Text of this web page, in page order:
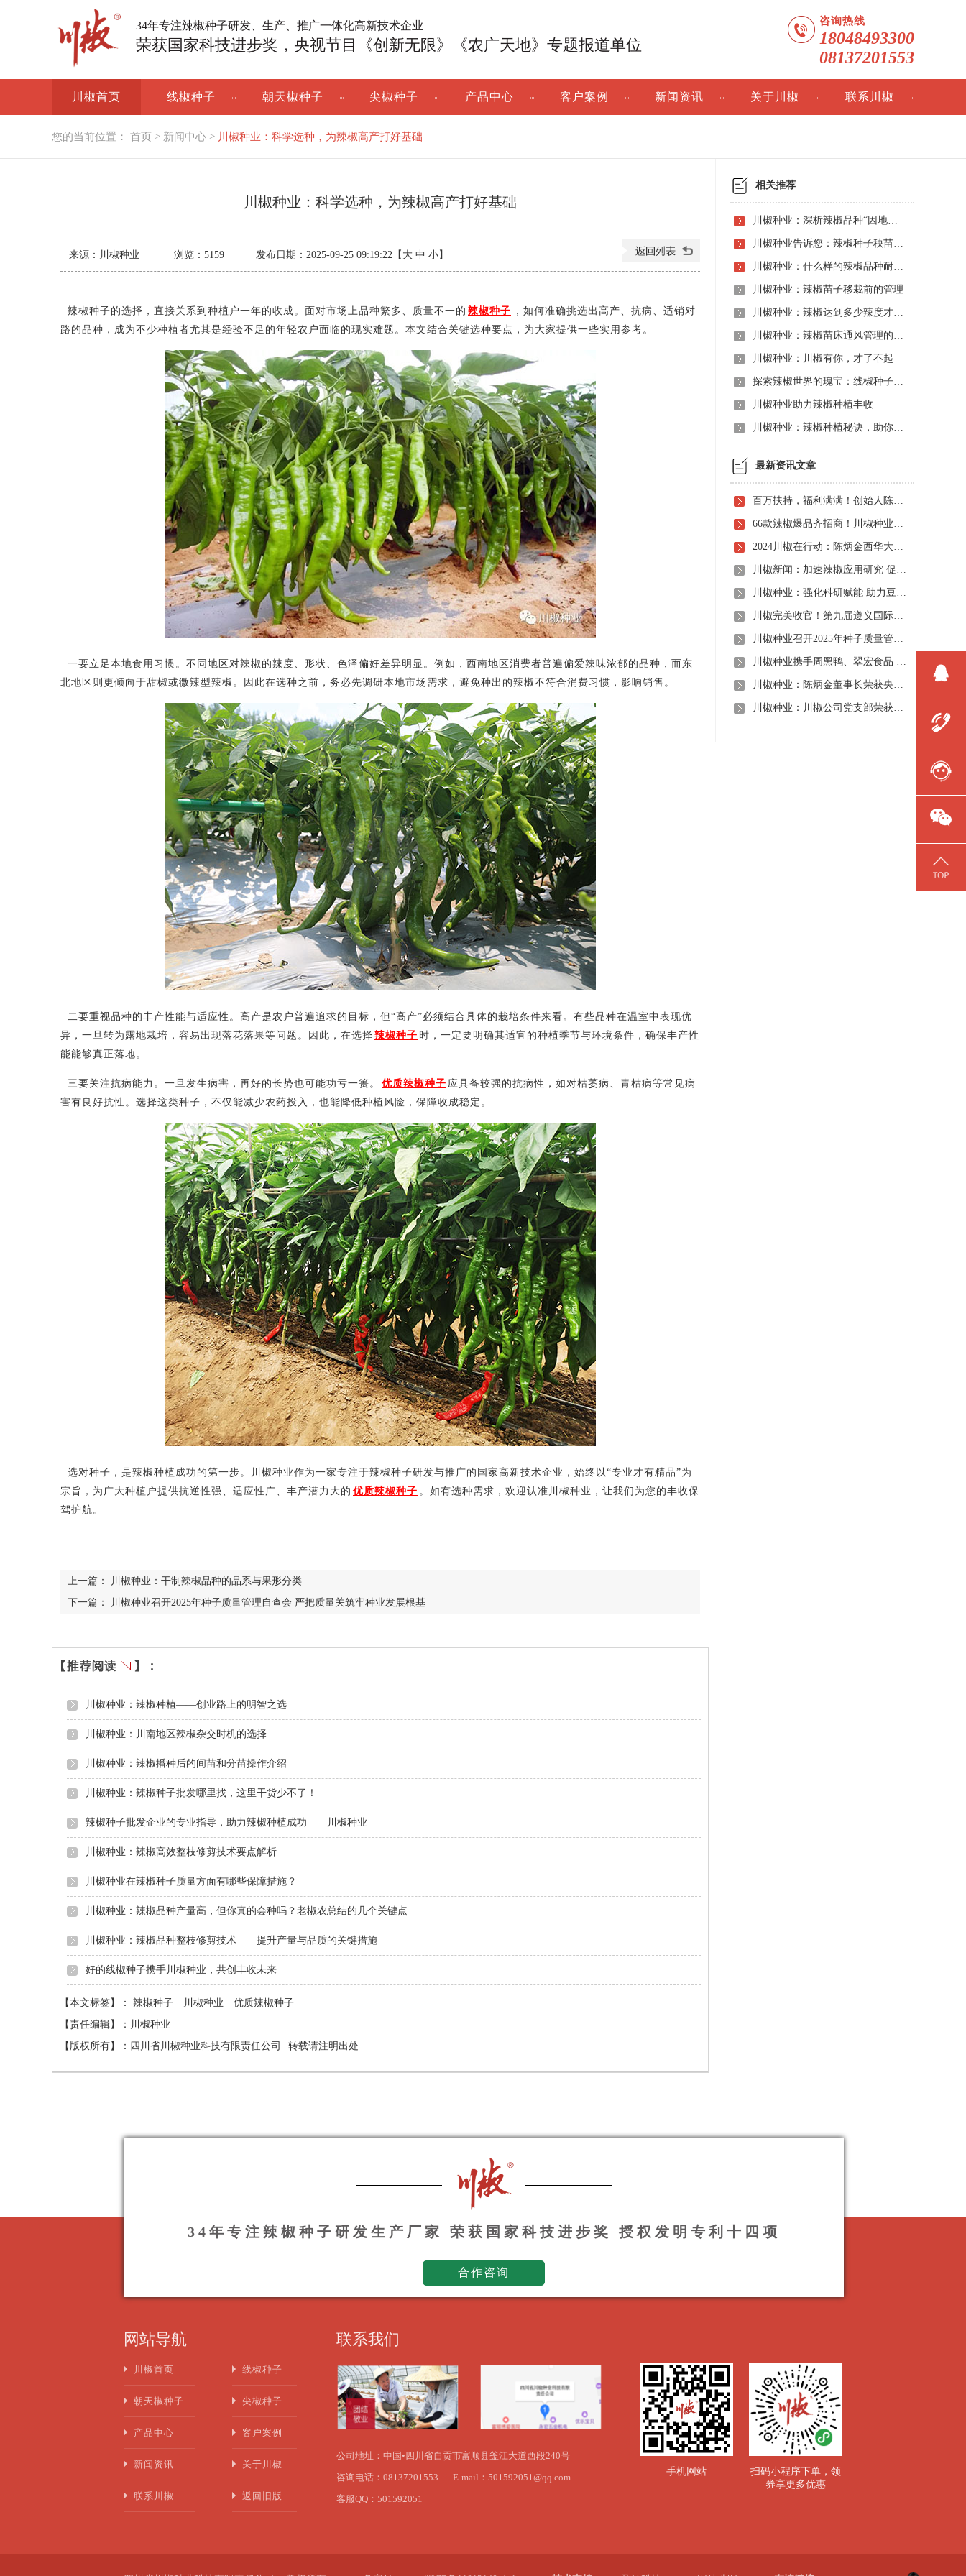
34年专注辣椒种子研发、生产、推广一体化高新技术企业
荣获国家科技进步奖，央视节目《创新无限》《农广天地》专题报道单位
咨询热线
18048493300
08137201553
川椒首页 线椒种子 朝天椒种子 尖椒种子 产品中心 客户案例 新闻资讯 关于川椒 联系川椒
您的当前位置： 首页 > 新闻中心 > 川椒种业：科学选种，为辣椒高产打好基础
川椒种业：科学选种，为辣椒高产打好基础
来源：川椒种业 浏览： 5159 发布日期：2025-09-25 09:19:22【 大 中 小】
辣椒种子的选择，直接关系到种植户一年的收成。面对市场上品种繁多、质量不一的 辣椒种子 ，如何准确挑选出高产、抗病、适销对
路的品种，成为不少种植者尤其是经验不足的年轻农户面临的现实难题。本文结合关键选种要点，为大家提供一些实用参考。
一要立足本地食用习惯。不同地区对辣椒的辣度、形状、色泽偏好差异明显。例如，西南地区消费者普遍偏爱辣味浓郁的品种，而东
北地区则更倾向于甜椒或微辣型辣椒。因此在选种之前，务必先调研本地市场需求，避免种出的辣椒不符合消费习惯，影响销售。
二要重视品种的丰产性能与适应性。高产是农户普遍追求的目标，但“高产”必须结合具体的栽培条件来看。有些品种在温室中表现优
异，一旦转为露地栽培，容易出现落花落果等问题。因此，在选择 辣椒种子 时，一定要明确其适宜的种植季节与环境条件，确保丰产性
能能够真正落地。
三要关注抗病能力。一旦发生病害，再好的长势也可能功亏一篑。 优质辣椒种子 应具备较强的抗病性，如对枯萎病、青枯病等常见病
害有良好抗性。选择这类种子，不仅能减少农药投入，也能降低种植风险，保障收成稳定。
选对种子，是辣椒种植成功的第一步。川椒种业作为一家专注于辣椒种子研发与推广的国家高新技术企业，始终以“专业才有精品”为
宗旨，为广大种植户提供抗逆性强、适应性广、丰产潜力大的 优质辣椒种子 。如有选种需求，欢迎认准川椒种业，让我们为您的丰收保
驾护航。
上一篇：
川椒种业：干制辣椒品种的品系与果形分类
下一篇：
川椒种业召开2025年种子质量管理自查会 严把质量关筑牢种业发展根基
川椒种业：辣椒种植——创业路上的明智之选
川椒种业：川南地区辣椒杂交时机的选择
川椒种业：辣椒播种后的间苗和分苗操作介绍
川椒种业：辣椒种子批发哪里找，这里干货少不了！
辣椒种子批发企业的专业指导，助力辣椒种植成功——川椒种业
川椒种业：辣椒高效整枝修剪技术要点解析
川椒种业在辣椒种子质量方面有哪些保障措施？
川椒种业：辣椒品种产量高，但你真的会种吗？老椒农总结的几个关键点
川椒种业：辣椒品种整枝修剪技术——提升产量与品质的关键措施
好的线椒种子携手川椒种业，共创丰收未来
【本文标签】： 辣椒种子 川椒种业
优质辣椒种子
【责任编辑】： 川椒种业
【版权所有】： 四川省川椒种业科技有限责任公司 转载请注明出处
相关推荐
川椒种业：深析辣椒品种“因地制宜”的科学之道
川椒种业告诉您：辣椒种子秧苗在移栽前为什么需要进行适应性锻炼？
川椒种业：什么样的辣椒品种耐运输？
川椒种业：辣椒苗子移栽前的管理
川椒种业：辣椒达到多少辣度才算辣？
川椒种业：辣椒苗床通风管理的科学实践
川椒种业：川椒有你，才了不起
探索辣椒世界的瑰宝：线椒种子的魅力
川椒种业助力辣椒种植丰收
川椒种业：辣椒种植秘诀，助你丰收满园
最新资讯文章
百万扶持，福利满满！创始人陈炳金先生辣椒育种40周年暨首届线上产品观摩招商会即将启动！
66款辣椒爆品齐招商！川椒种业首届线上观摩招商会竟有如此劲爆政策，诱人福利！
2024川椒在行动：陈炳金西华大学交流之旅
川椒新闻：加速辣椒应用研究 促进辣椒产业振兴
川椒种业：强化科研赋能 助力豆瓣产业高质量发展
川椒完美收官！第九届遵义国际辣椒博览会圆满落幕——川椒种业
川椒种业召开2025年种子质量管理自查会 严把质量关筑牢种业发展根基
川椒种业携手周黑鸭、翠宏食品 共启卤味专用辣椒定制新时代
川椒种业：陈炳金董事长荣获央视评选“2020年度最美退役军人”称号
川椒种业：川椒公司党支部荣获“优秀党组织称号”
34年专注辣椒种子研发生产厂家 荣获国家科技进步奖 授权发明专利十四项
合作咨询
网站导航
川椒首页 线椒种子
朝天椒种子 尖椒种子
产品中心 客户案例
新闻资讯 关于川椒
联系川椒 返回旧版
联系我们
公司地址：中国•四川省自贡市富顺县釜江大道西段240号
咨询电话：08137201553
E-mail：501592051@qq.com
客服QQ：501592051
手机网站
扫码小程序下单，领
券享更多优惠